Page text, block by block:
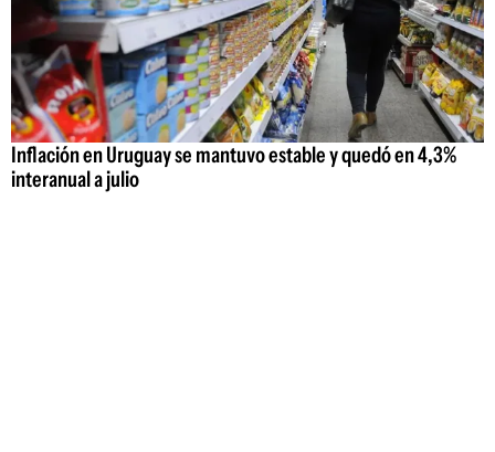
Inflación en Uruguay se mantuvo estable y quedó en 4,3%
interanual a julio